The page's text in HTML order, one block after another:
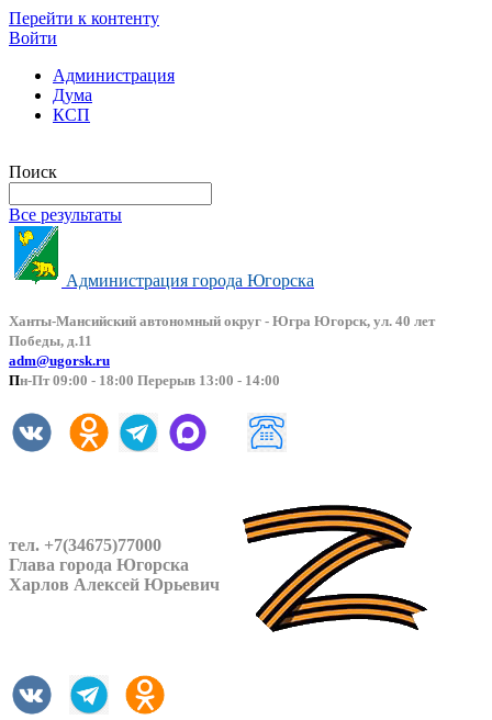
Перейти к контенту
Войти
Администрация
Дума
КСП
Поиск
Все результаты
Администрация города Югорска
Ханты-Мансийский автономный округ - Югра Югорск, ул. 40 лет
Победы, д.11
adm@ugorsk.ru
Пн-Пт 09:00 - 18:00 Перерыв 13:00 - 14:00
тел. +7(34675)77000
Глава города Югорска
Харлов Алексей Юрьевич